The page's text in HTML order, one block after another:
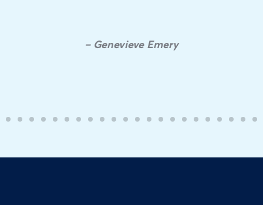
– Genevieve Emery